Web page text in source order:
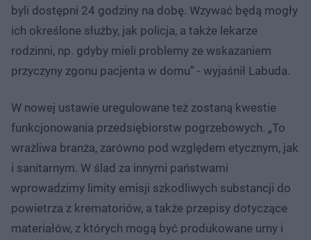
byli dostępni 24 godziny na dobę. Wzywać będą mogły
ich określone służby, jak policja, a także lekarze
rodzinni, np. gdyby mieli problemy ze wskazaniem
przyczyny zgonu pacjenta w domu” - wyjaśnił Labuda.
W nowej ustawie uregulowane też zostaną kwestie
funkcjonowania przedsiębiorstw pogrzebowych. „To
wrażliwa branża, zarówno pod względem etycznym, jak
i sanitarnym. W ślad za innymi państwami
wprowadzimy limity emisji szkodliwych substancji do
powietrza z krematoriów, a także przepisy dotyczące
materiałów, z których mogą być produkowane urny i